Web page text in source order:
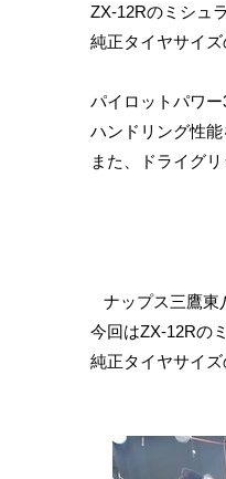
ZX-12Rのミシュ
純正タイヤサイ
パイロットパワ
ハンドリング性
また、ドライグ
ナップス三鷹東
今回はZX-12Rの
純正タイヤサイ